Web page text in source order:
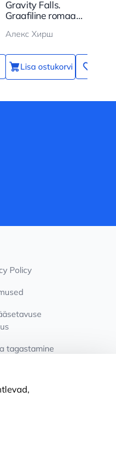
Gravity Falls.
Graafiline romaan.
Алекс Хирш
Lisa ostukorvi
Policy
tagastamine